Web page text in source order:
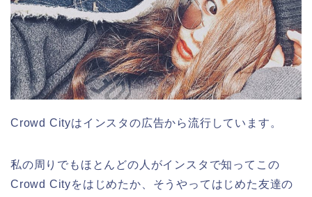
Crowd Cityはインスタの広告から流行しています。
私の周りでもほとんどの人がインスタで知ってこの
Crowd Cityをはじめたか、そうやってはじめた友達の